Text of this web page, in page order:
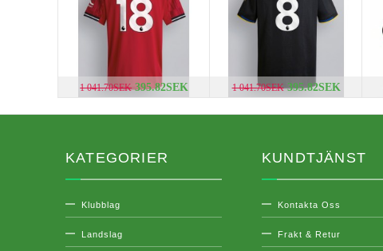
1 041.70SEK 395.82SEK 1 041.70SEK 395.82SEK
KATEGORIER
Klubblag
Landslag
KUNDTJÄNST
Kontakta Oss
Frakt & Retur